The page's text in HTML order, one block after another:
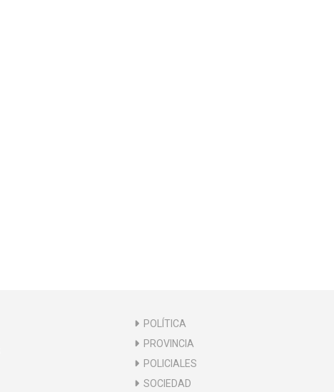
POLÍTICA
PROVINCIA
POLICIALES
SOCIEDAD